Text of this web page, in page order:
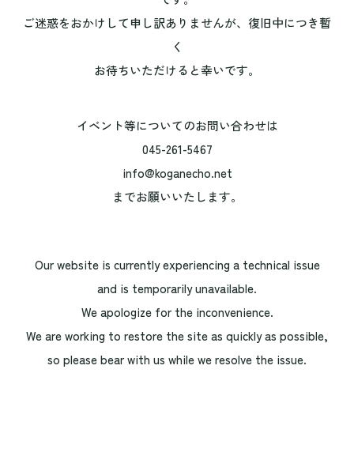
ご迷惑をおかけして申し訳ありませんが、復旧中につき暫
く
お待ちいただけると幸いです。
イベント等についてのお問い合わせは
045-261-5467
info@koganecho.net
までお願いいたします。
Our website is currently experiencing a technical issue
and is temporarily unavailable.
We apologize for the inconvenience.
We are working to restore the site as quickly as possible,
so please bear with us while we resolve the issue.